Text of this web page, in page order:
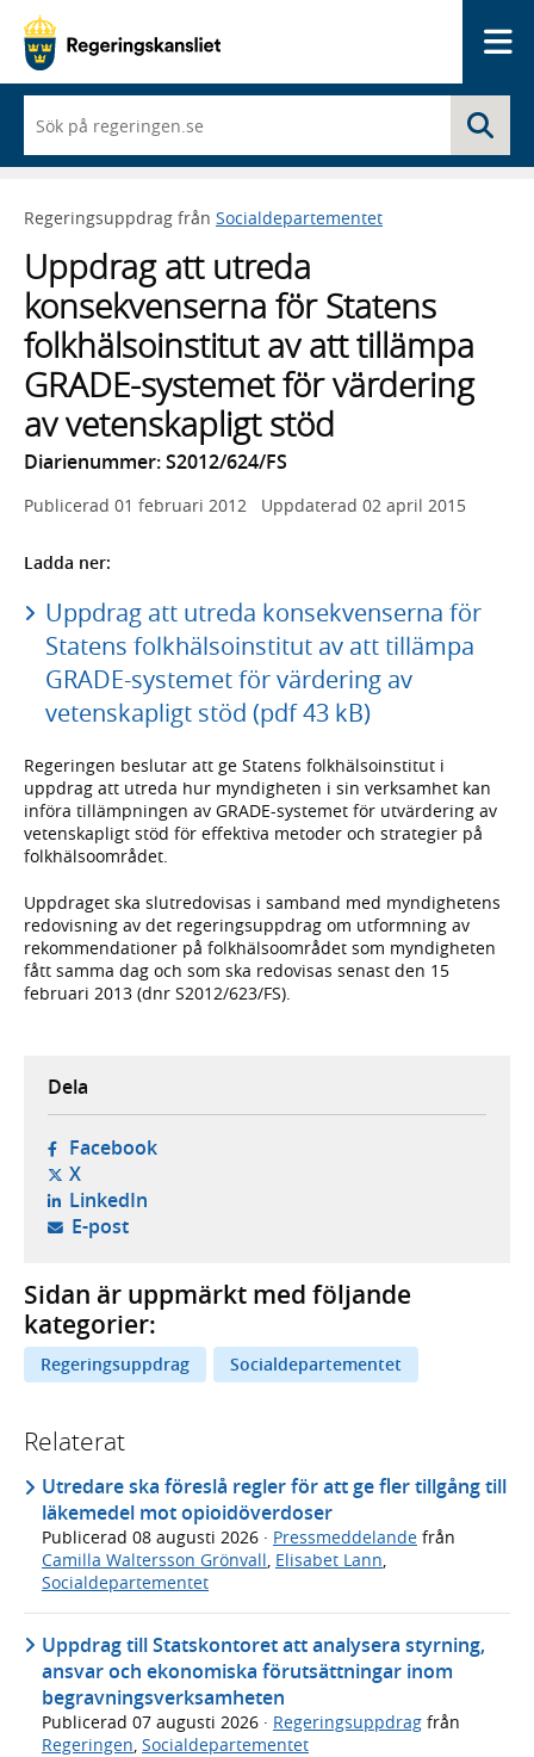
du
börjar
skriva
framträder
lista
med
sökförslag
Regeringsuppdrag från Socialdepartementet
Uppdrag att utreda
konsekvenserna för Statens
folkhälsoinstitut av att tillämpa
GRADE-systemet för värdering
av vetenskapligt stöd
Diarienummer: S2012/624/FS
Publicerad 01 februari 2012 Uppdaterad 02 april 2015
Ladda ner:
Uppdrag att utreda konsekvenserna för
Statens folkhälsoinstitut av att tillämpa
GRADE-systemet för värdering av
vetenskapligt stöd (pdf 43 kB)
Regeringen beslutar att ge Statens folkhälsoinstitut i
uppdrag att utreda hur myndigheten i sin verksamhet kan
införa tillämpningen av GRADE-systemet för utvärdering av
vetenskapligt stöd för effektiva metoder och strategier på
folkhälsoområdet.
Uppdraget ska slutredovisas i samband med myndighetens
redovisning av det regeringsuppdrag om utformning av
rekommendationer på folkhälsoområdet som myndigheten
fått samma dag och som ska redovisas senast den 15
februari 2013 (dnr S2012/623/FS).
Dela
Facebook- öppnas i ny flik, extern webbplats,
X- öppnas i ny flik, extern webbplats,
LinkedIn- öppnas i ny flik, extern webbplats,
E-post- öppnar din e-postklient,
Sidan är uppmärkt med följande
kategorier:
Regeringsuppdrag Socialdepartementet
Relaterat
Utredare ska föreslå regler för att ge fler tillgång till
läkemedel mot opioidöverdoser
Publicerad 08 augusti 2026 · Pressmeddelande från
Camilla Waltersson Grönvall, Elisabet Lann,
Socialdepartementet
Uppdrag till Statskontoret att analysera styrning,
ansvar och ekonomiska förutsättningar inom
begravningsverksamheten
Publicerad 07 augusti 2026 · Regeringsuppdrag från
Regeringen, Socialdepartementet